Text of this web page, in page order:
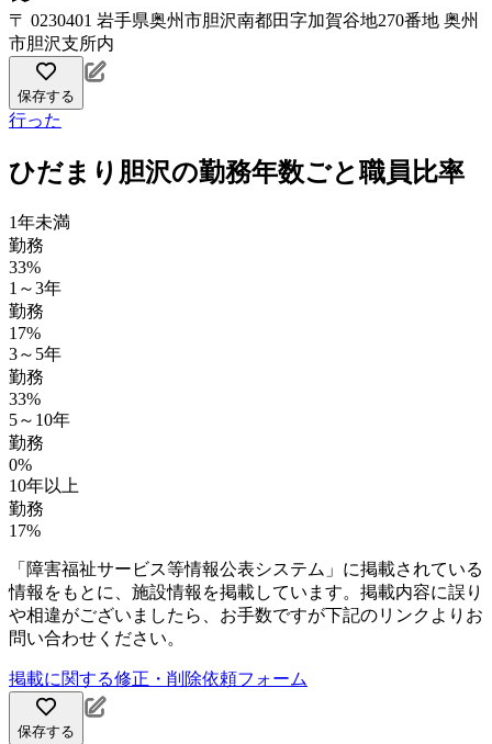
〒 0230401 岩手県奥州市胆沢南都田字加賀谷地270番地 奥州
市胆沢支所内
保存する
行った
ひだまり胆沢の勤務年数ごと職員比率
1年未満
勤務
33%
1～3年
勤務
17%
3～5年
勤務
33%
5～10年
勤務
0%
10年以上
勤務
17%
「障害福祉サービス等情報公表システム」に掲載されている
情報をもとに、施設情報を掲載しています。掲載内容に誤り
や相違がございましたら、お手数ですが下記のリンクよりお
問い合わせください。
掲載に関する修正・削除依頼フォーム
保存する